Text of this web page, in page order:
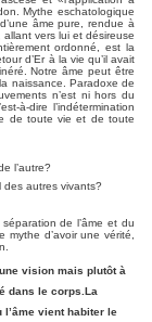
Mythe eschatologique
âme pure, rendue à
allant vers lui et désireuse
ordonné, est la
d’Er à la vie qu’il avait
Notre âme peut être
naissance. Paradoxe de
n’est ni hors du
à-dire l’indétermination
de toute vie et de toute
l’autre?
des autres vivants?
de l’âme et du
mythe d’avoir une vérité,
vision mais plutôt à
dans le corps.La
l’âme vient habiter le